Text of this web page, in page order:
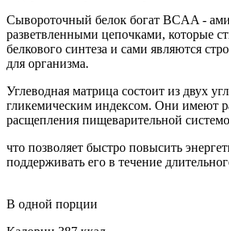
Сывороточный белок богат BCAA -
разветвленными цепочками, которые
белкового синтеза и сами являются
для организма.
Углеводная матрица состоит из двух
гликемическим индексом. Они имеют
расщепления пищеварительной
что позволяет быстро повысить
поддерживать его в течение
В одной порции